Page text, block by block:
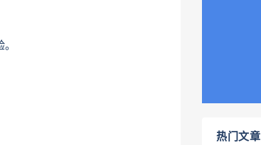
热门文章